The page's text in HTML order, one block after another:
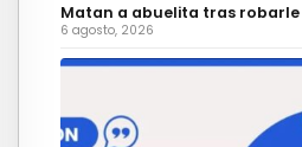
Matan a abuelita tras robarle
6 agosto, 2026